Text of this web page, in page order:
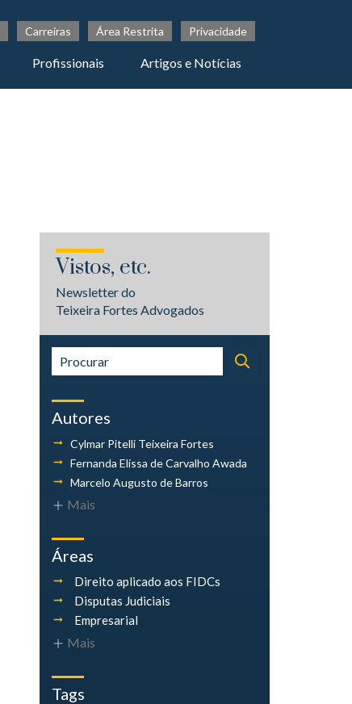
Carreiras Área Restrita Privacidade
Profissionais Artigos e Notícias
Vistos, etc.
Newsletter do
Teixeira Fortes Advogados
Autores
Cylmar Pitelli Teixeira Fortes
Fernanda Elissa de Carvalho Awada
Marcelo Augusto de Barros
Mais
Áreas
Direito aplicado aos FIDCs
Disputas Judiciais
Empresarial
Mais
Tags